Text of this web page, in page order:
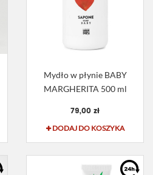
Mydło w płynie BABY
MARGHERITA 500 ml
79,00 zł
DODAJ DO KOSZYKA